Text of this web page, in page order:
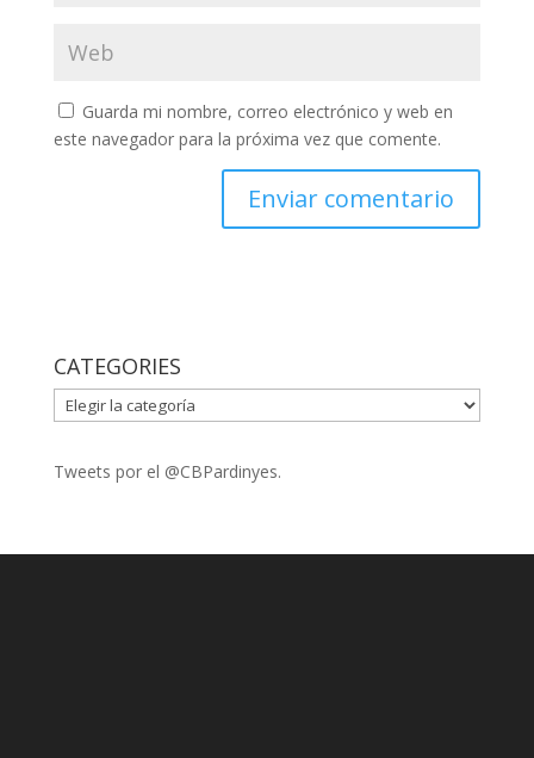
Guarda mi nombre, correo electrónico y web en
este navegador para la próxima vez que comente.
CATEGORIES
CATEGORIES
Tweets por el @CBPardinyes.